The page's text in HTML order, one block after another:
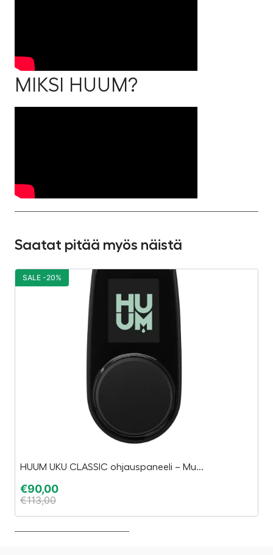
MIKSI HUUM?
Saatat pitää myös näistä
HUUM UKU CLASSIC ohjauspaneeli – Mu...
€90,00
€113,00
SALE -20%